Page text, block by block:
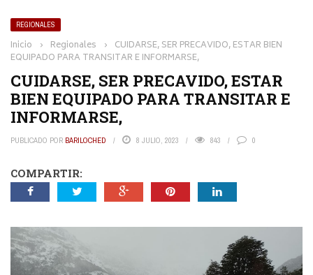
REGIONALES
Inicio › Regionales › CUIDARSE, SER PRECAVIDO, ESTAR BIEN
EQUIPADO PARA TRANSITAR E INFORMARSE,
CUIDARSE, SER PRECAVIDO, ESTAR
BIEN EQUIPADO PARA TRANSITAR E
INFORMARSE,
PUBLICADO POR BARILOCHED 8 JULIO, 2023 843 0
COMPARTIR: